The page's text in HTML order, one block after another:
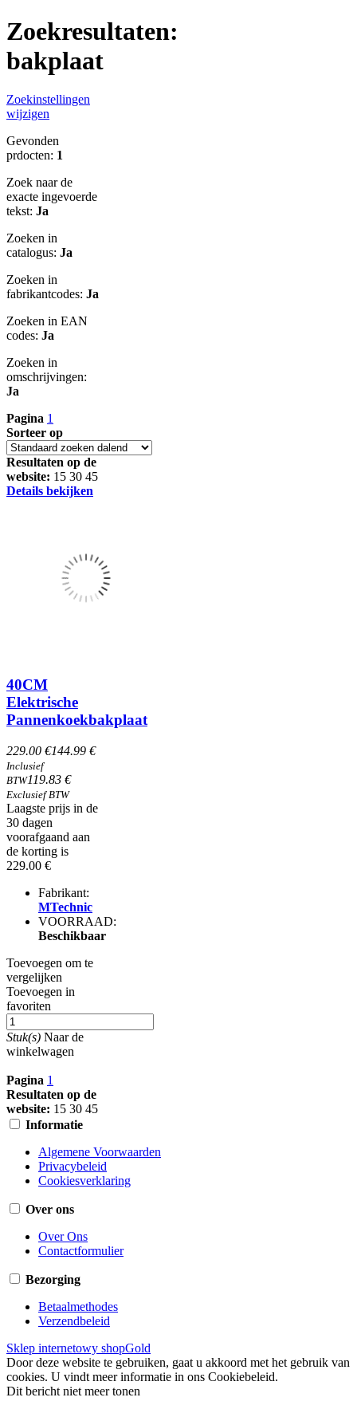
Zoekresultaten:
bakplaat
Zoekinstellingen
wijzigen
Gevonden
prdocten: 1
Zoek naar de
exacte ingevoerde
tekst: Ja
Zoeken in
catalogus: Ja
Zoeken in
fabrikantcodes: Ja
Zoeken in EAN
codes: Ja
Zoeken in
omschrijvingen:
Ja
Pagina 1
Sorteer op
Resultaten op de
website: 15 30 45
Details bekijken
40CM
Elektrische
Pannenkoekbakplaat
229.00 €144.99 €
Inclusief
BTW119.83 €
Exclusief BTW
Laagste prijs in de
30 dagen
voorafgaand aan
de korting is
229.00 €
Fabrikant:
MTechnic
VOORRAAD:
Beschikbaar
Toevoegen om te
vergelijken
Toevoegen in
favoriten
Stuk(s) Naar de
winkelwagen
Pagina 1
Resultaten op de
website: 15 30 45
Informatie
Algemene Voorwaarden
Privacybeleid
Cookiesverklaring
Over ons
Over Ons
Contactformulier
Bezorging
Betaalmethodes
Verzendbeleid
Sklep internetowy shopGold
Door deze website te gebruiken, gaat u akkoord met het gebruik van
cookies. U vindt meer informatie in ons Cookiebeleid.
Dit bericht niet meer tonen